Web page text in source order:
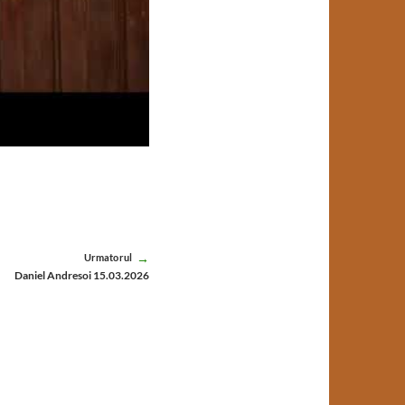
Urmatorul
Daniel Andresoi 15.03.2026